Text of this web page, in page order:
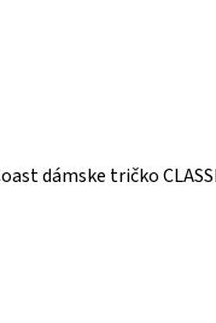
dámske tričko